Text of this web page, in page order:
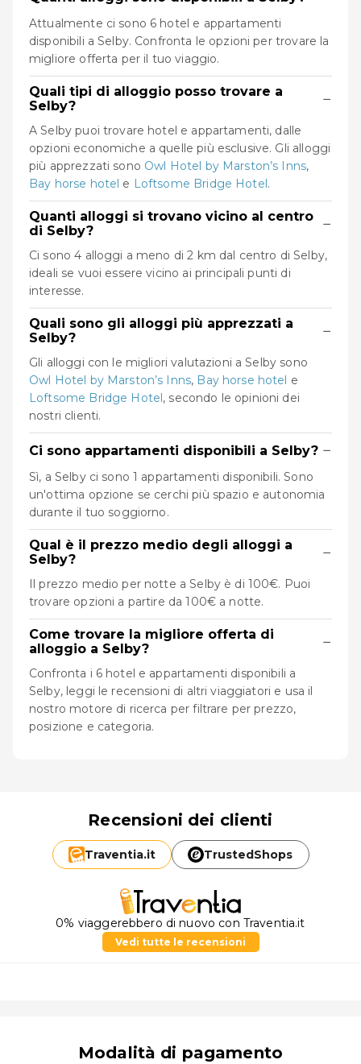
Attualmente ci sono 6 hotel e appartamenti
disponibili a Selby. Confronta le opzioni per trovare la
migliore offerta per il tuo viaggio.
Quali tipi di alloggio posso trovare a
Selby?
−
A Selby puoi trovare hotel e appartamenti, dalle
opzioni economiche a quelle più esclusive. Gli alloggi
più apprezzati sono Owl Hotel by Marston’s Inns,
Bay horse hotel e Loftsome Bridge Hotel.
Quanti alloggi si trovano vicino al centro
di Selby?
−
Ci sono 4 alloggi a meno di 2 km dal centro di Selby,
ideali se vuoi essere vicino ai principali punti di
interesse.
Quali sono gli alloggi più apprezzati a
Selby?
−
Gli alloggi con le migliori valutazioni a Selby sono
Owl Hotel by Marston’s Inns, Bay horse hotel e
Loftsome Bridge Hotel, secondo le opinioni dei
nostri clienti.
Ci sono appartamenti disponibili a Selby? −
Sì, a Selby ci sono 1 appartamenti disponibili. Sono
un'ottima opzione se cerchi più spazio e autonomia
durante il tuo soggiorno.
Qual è il prezzo medio degli alloggi a
Selby?
−
Il prezzo medio per notte a Selby è di 100€. Puoi
trovare opzioni a partire da 100€ a notte.
Come trovare la migliore offerta di
alloggio a Selby?
−
Confronta i 6 hotel e appartamenti disponibili a
Selby, leggi le recensioni di altri viaggiatori e usa il
nostro motore di ricerca per filtrare per prezzo,
posizione e categoria.
Recensioni dei clienti
Traventia.it TrustedShops
0% viaggerebbero di nuovo con Traventia.it
Vedi tutte le recensioni
Modalità di pagamento